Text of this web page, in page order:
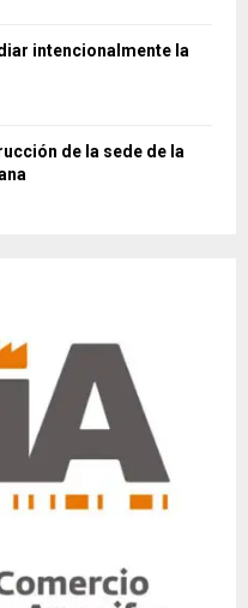
intencionalmente la
de la sede de la